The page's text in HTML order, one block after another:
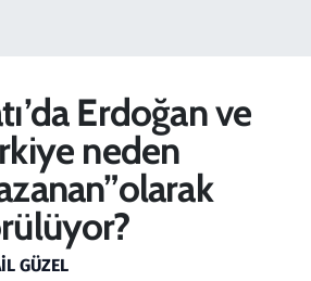
Erdoğan ve
neden
GÜZEL